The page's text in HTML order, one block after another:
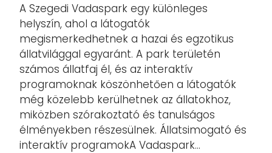
A Szegedi Vadaspark egy különleges
helyszín, ahol a látogatók
megismerkedhetnek a hazai és egzotikus
állatvilággal egyaránt. A park területén
számos állatfaj él, és az interaktív
programoknak köszönhetően a látogatók
még közelebb kerülhetnek az állatokhoz,
miközben szórakoztató és tanulságos
élményekben részesülnek. Állatsimogató és
interaktív programokA Vadaspark...